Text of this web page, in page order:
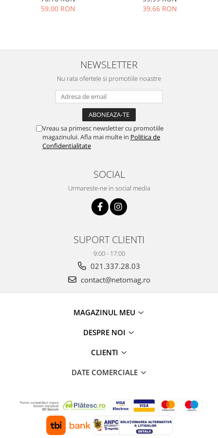
ventilatie, alba
59,00 RON
bucle luxuriante, alb
39,66 RON
NEWSLETTER
Nu rata ofertele si promotiile noastre
Vreau sa primesc newsletter cu promotiile
magazinului. Afla mai multe in Politica de
Confidentialitate
SOCIAL
Urmareste-ne in social media
SUPORT CLIENTI
9:00 - 17:00
021.337.28.03
contact@netomag.ro
MAGAZINUL MEU
DESPRE NOI
CLIENTI
DATE COMERCIALE